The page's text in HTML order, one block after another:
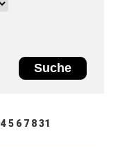
4 5 6 7 8 31